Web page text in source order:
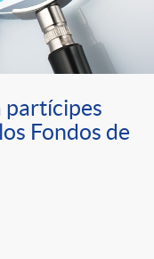
partícipes
Fondos de